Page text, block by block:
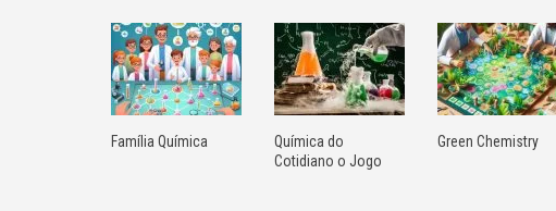
Família Química
Química do
Cotidiano o Jogo
Green Chemistry